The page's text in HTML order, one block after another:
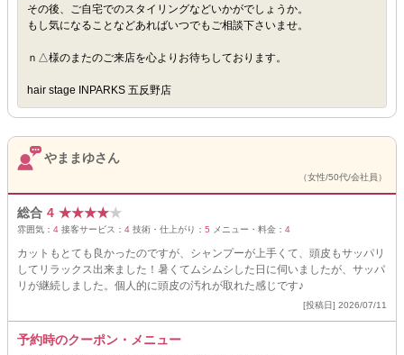
その後、ご自宅でのスタイリングなどいかがでしょうか。
もし気になることなどあればいつでもご相談下さいませ。
ｎ△様のまたのご来店を心よりお待ちしております。
hair stage INPARKS 五反野店
やままゆさん
（女性/50代/会社員）
総合 4 ★★★★★
雰囲気： 4 接客サービス： 4 技術・仕上がり： 5 メニュー・料金： 4
カットもとても良かったのですが、シャンプーが上手くて、頭皮もサッパリ
してリラックス出来ました！暑くてムシムシした日に伺いましたが、サッパ
リが継続しました。個人的に頭皮の汚れが取れた感じです♪
[投稿日] 2026/07/11
予約時のクーポン・メニュー